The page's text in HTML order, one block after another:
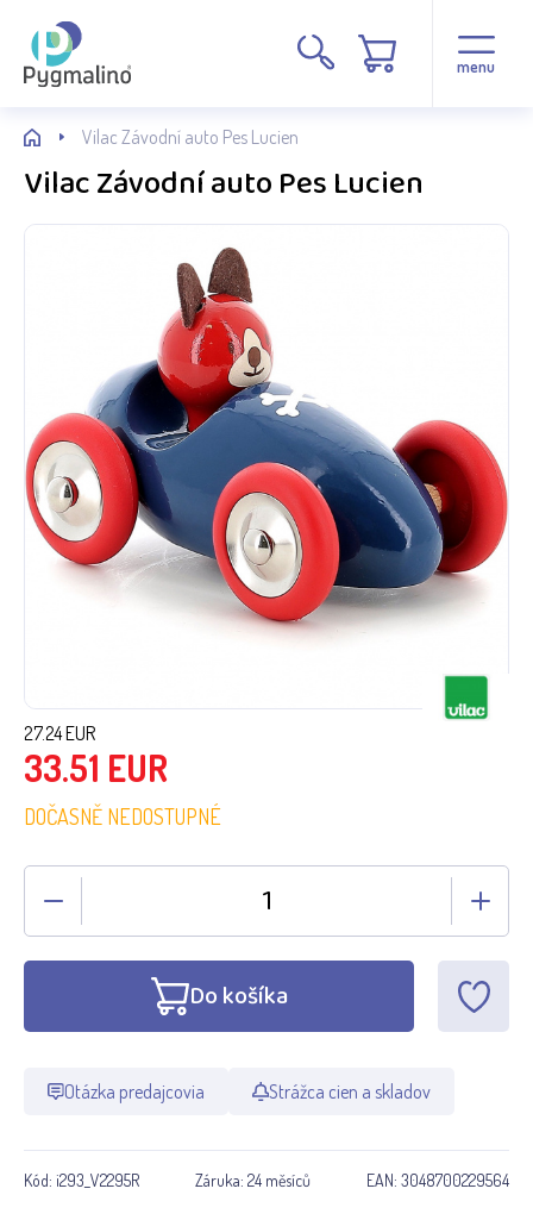
menu
Vilac Závodní auto Pes Lucien
Vilac Závodní auto Pes Lucien
27.24EUR
33.51 EUR
DOČASNĚ NEDOSTUPNÉ
Do košíka
Otázka predajcovia Strážca cien a skladov
Kód: i293_V2295R Záruka: 24 měsíců EAN: 3048700229564